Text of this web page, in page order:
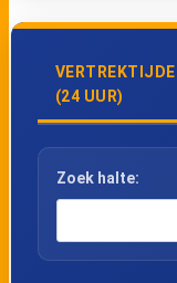
(24 UUR)
Zoek halte: